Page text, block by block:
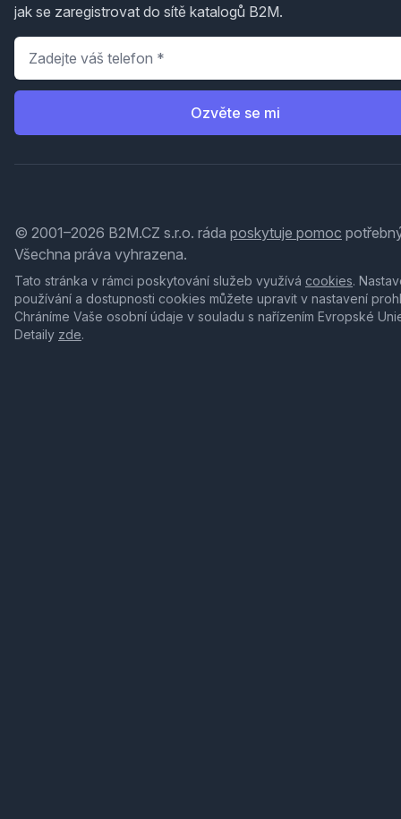
jak se zaregistrovat do sítě katalogů B2M.
Telefon
Ozvěte se mi
© 2001–2026 B2M.CZ s.r.o. ráda poskytuje pomoc
Všechna práva vyhrazena.
Tato stránka v rámci poskytování služeb využívá cookies.
používání a dostupnosti cookies můžete upravit v nastavení
Chráníme Vaše osobní údaje v souladu s nařízením Evropské
Detaily zde.